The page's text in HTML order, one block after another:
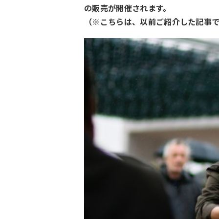
の販売が開催されます。
（※こちらは、以前ご紹介した記事